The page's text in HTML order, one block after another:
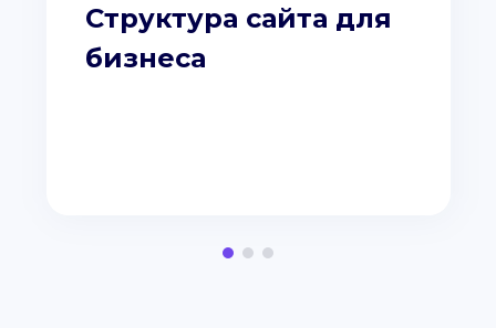
Структура сайта для
бизнеса